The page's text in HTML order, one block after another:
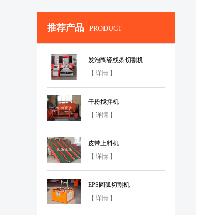
推荐产品 PRODUCT
发泡陶瓷线条切割机
【 详情 】
干粉搅拌机
【 详情 】
皮带上料机
【 详情 】
EPS圆弧切割机
【 详情 】